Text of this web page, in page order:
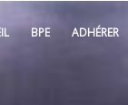
BPE ADHÉRER